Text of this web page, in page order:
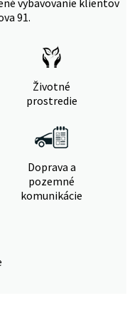
vybavovanie klientov
91.
Životné
prostredie
Doprava a
pozemné
komunikácie